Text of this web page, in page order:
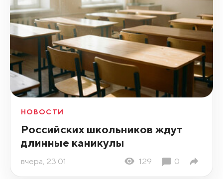
НОВОСТИ
Российских школьников ждут
длинные каникулы
вчера, 23:01 129 0